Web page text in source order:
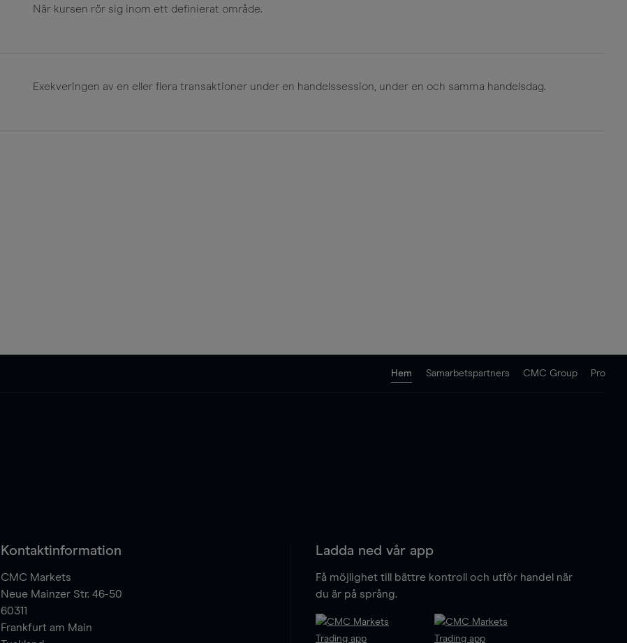
När kursen rör sig inom ett definierat område.
Exekveringen av en eller flera transaktioner under en handelssession, under en och samma handelsdag.
Hem Samarbetspartners CMC Group Pro
Kontaktinformation
CMC Markets
Neue Mainzer Str. 46-50
60311
Frankfurt am Main
Ladda ned vår app
Få möjlighet till bättre kontroll och utför handel när
du är på språng.